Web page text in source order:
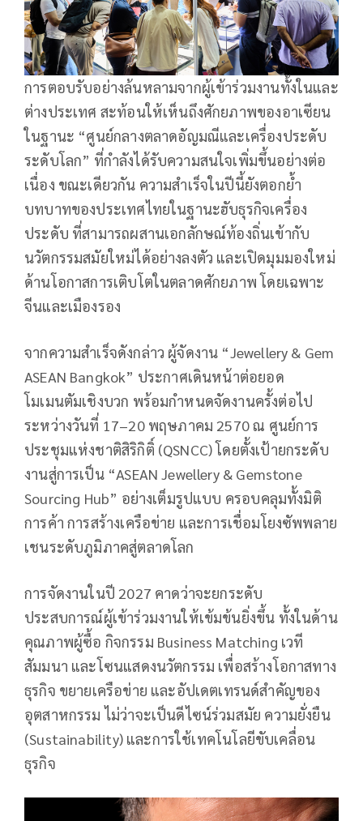
การตอบรับอย่างล้นหลามจากผู้เข้าร่วมงานทั้งในและ
ต่างประเทศ สะท้อนให้เห็นถึงศักยภาพของอาเซียน
ในฐานะ “ศูนย์กลางตลาดอัญมณีและเครื่องประดับ
ระดับโลก” ที่กำลังได้รับความสนใจเพิ่มขึ้นอย่างต่อ
เนื่อง ขณะเดียวกัน ความสำเร็จในปีนี้ยังตอกย้ำ
บทบาทของประเทศไทยในฐานะฮับธุรกิจเครื่อง
ประดับ ที่สามารถผสานเอกลักษณ์ท้องถิ่นเข้ากับ
นวัตกรรมสมัยใหม่ได้อย่างลงตัว และเปิดมุมมองใหม่
ด้านโอกาสการเติบโตในตลาดศักยภาพ โดยเฉพาะ
จีนและเมืองรอง
จากความสำเร็จดังกล่าว ผู้จัดงาน “Jewellery & Gem
ASEAN Bangkok” ประกาศเดินหน้าต่อยอด
โมเมนตัมเชิงบวก พร้อมกำหนดจัดงานครั้งต่อไป
ระหว่างวันที่ 17–20 พฤษภาคม 2570 ณ ศูนย์การ
ประชุมแห่งชาติสิริกิติ์ (QSNCC) โดยตั้งเป้ายกระดับ
งานสู่การเป็น “ASEAN Jewellery & Gemstone
Sourcing Hub” อย่างเต็มรูปแบบ ครอบคลุมทั้งมิติ
การค้า การสร้างเครือข่าย และการเชื่อมโยงซัพพลาย
เชนระดับภูมิภาคสู่ตลาดโลก
การจัดงานในปี 2027 คาดว่าจะยกระดับ
ประสบการณ์ผู้เข้าร่วมงานให้เข้มข้นยิ่งขึ้น ทั้งในด้าน
คุณภาพผู้ซื้อ กิจกรรม Business Matching เวที
สัมมนา และโซนแสดงนวัตกรรม เพื่อสร้างโอกาสทาง
ธุรกิจ ขยายเครือข่าย และอัปเดตเทรนด์สำคัญของ
อุตสาหกรรม ไม่ว่าจะเป็นดีไซน์ร่วมสมัย ความยั่งยืน
(Sustainability) และการใช้เทคโนโลยีขับเคลื่อน
ธุรกิจ